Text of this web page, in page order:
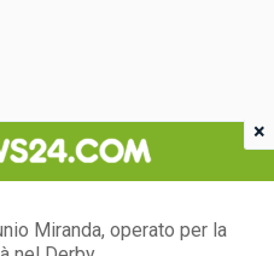
Miranda, operato per la
×